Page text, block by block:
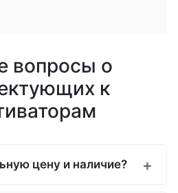
вопросы о
к
цену и наличие?